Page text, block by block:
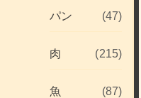
パン (47)
肉 (215)
魚 (87)